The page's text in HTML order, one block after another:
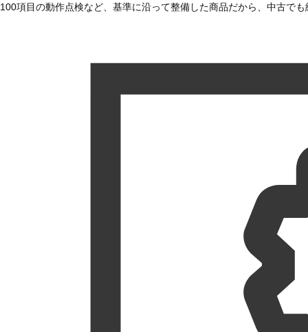
100項目の動作点検など、基準に沿って整備した商品だから、中古で